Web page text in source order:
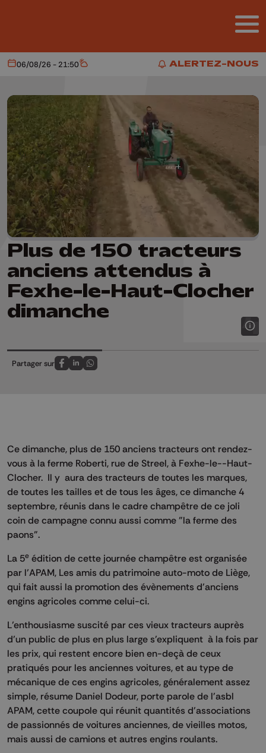
ALERTEZ-NOUS
ALERTEZ-NOUS
Aujourd'hui
06/08/26 - 21:50 Météo
Plus de 150 tracteurs
anciens attendus à
Fexhe-le-Haut-Clocher
dimanche
Partager sur
Partagez sur FaceBook
Partagez sur LinkedIn
Partagez sur Whatsapp
Ce dimanche, plus de 150 anciens tracteurs ont rendez-
vous à la ferme Roberti, rue de Streel, à Fexhe-le--Haut-
Clocher. Il y aura des tracteurs de toutes les marques,
de toutes les tailles et de tous les âges, ce dimanche 4
septembre, réunis dans le cadre champêtre de ce joli
coin de campagne connu aussi comme "la ferme des
paons".
La 5e édition de cette journée champêtre est organisée
par l’APAM, Les amis du patrimoine auto-moto de Liège,
qui fait aussi la promotion des évènements d'anciens
engins agricoles comme celui-ci.
L’enthousiasme suscité par ces vieux tracteurs auprès
d’un public de plus en plus large s'expliquent à la fois par
les prix, qui restent encore bien en-deçà de ceux
pratiqués pour les anciennes voitures, et au type de
mécanique de ces engins agricoles, généralement assez
simple, résume Daniel Dodeur, porte parole de l'asbl
APAM, cette coupole qui réunit quantités d'associations
de passionnés de voitures anciennes, de vieilles motos,
mais aussi de camions et autres engins roulants.